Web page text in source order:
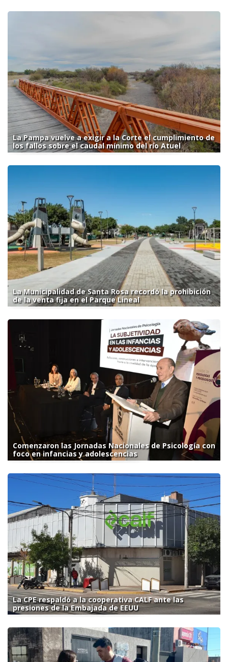
La Pampa vuelve a exigir a la Corte el cumplimiento de
los fallos sobre el caudal mínimo del río Atuel
La Municipalidad de Santa Rosa recordó la prohibición
de la venta fija en el Parque Lineal
Comenzaron las Jornadas Nacionales de Psicología con
foco en infancias y adolescencias
La CPE respaldó a la cooperativa CALF ante las
presiones de la Embajada de EEUU